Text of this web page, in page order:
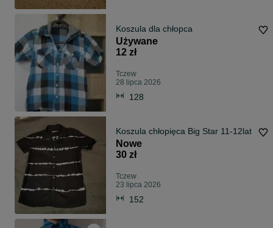
Koszula dla chłopca
Używane
12 zł
Tczew
28 lipca 2026
128
Koszula chłopięca Big Star 11-12lat
Nowe
30 zł
Tczew
23 lipca 2026
152